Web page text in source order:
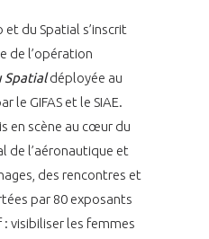
et du Spatial s’inscrit
de l’opération
Spatialdéployée au
le GIFAS et le SIAE.
en scène au cœur du
de l’aéronautique et
des rencontres et
par 80 exposants
visibiliser les femmes